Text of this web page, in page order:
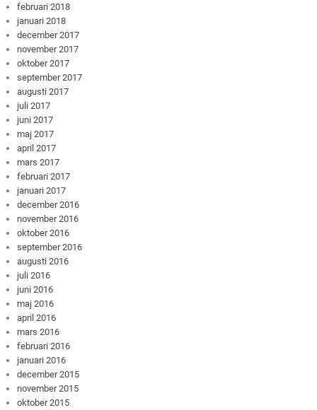
februari 2018
januari 2018
december 2017
november 2017
oktober 2017
september 2017
augusti 2017
juli 2017
juni 2017
maj 2017
april 2017
mars 2017
februari 2017
januari 2017
december 2016
november 2016
oktober 2016
september 2016
augusti 2016
juli 2016
juni 2016
maj 2016
april 2016
mars 2016
februari 2016
januari 2016
december 2015
november 2015
oktober 2015